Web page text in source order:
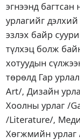
эгнээнд
урлагийг
эзлэх байр
түлхэц болж
хотуудын
төрөлд Гар
Art/, Дизайн
Хоолны урлаг /
/Literature/,
Хөгжмийн урлаг